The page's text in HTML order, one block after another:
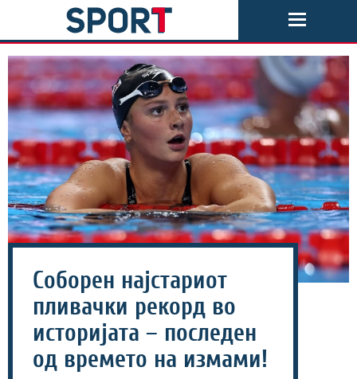
Соборен најстариот
пливачки рекорд во
историјата – последен
од времето на измами!